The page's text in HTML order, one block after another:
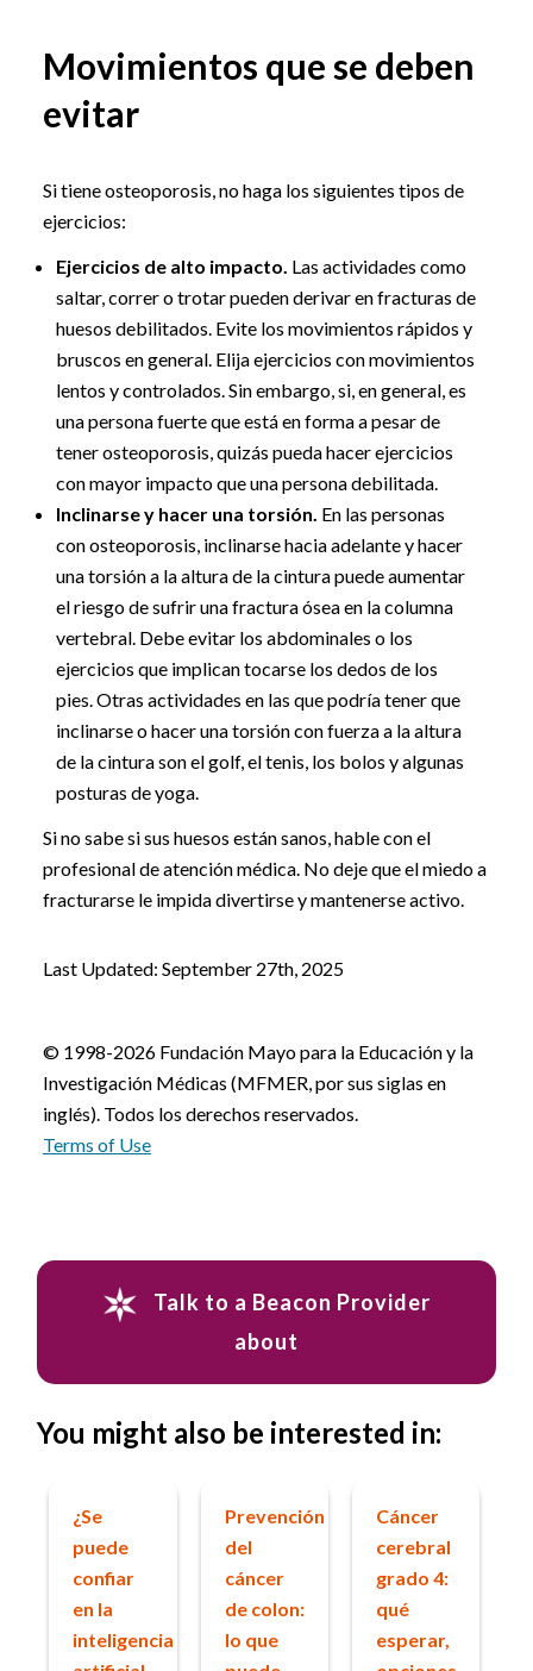
Movimientos que se deben
evitar
Si tiene osteoporosis, no haga los siguientes tipos de
ejercicios:
Ejercicios de alto impacto. Las actividades como
saltar, correr o trotar pueden derivar en fracturas de
huesos debilitados. Evite los movimientos rápidos y
bruscos en general. Elija ejercicios con movimientos
lentos y controlados. Sin embargo, si, en general, es
una persona fuerte que está en forma a pesar de
tener osteoporosis, quizás pueda hacer ejercicios
con mayor impacto que una persona debilitada.
Inclinarse y hacer una torsión. En las personas
con osteoporosis, inclinarse hacia adelante y hacer
una torsión a la altura de la cintura puede aumentar
el riesgo de sufrir una fractura ósea en la columna
vertebral. Debe evitar los abdominales o los
ejercicios que implican tocarse los dedos de los
pies. Otras actividades en las que podría tener que
inclinarse o hacer una torsión con fuerza a la altura
de la cintura son el golf, el tenis, los bolos y algunas
posturas de yoga.
Si no sabe si sus huesos están sanos, hable con el
profesional de atención médica. No deje que el miedo a
fracturarse le impida divertirse y mantenerse activo.
Last Updated: September 27th, 2025
© 1998-2026 Fundación Mayo para la Educación y la
Investigación Médicas (MFMER, por sus siglas en
inglés). Todos los derechos reservados.
Terms of Use
Talk to a Beacon Provider
about
You might also be interested in:
¿Se
puede
confiar
en la
inteligencia
Prevención
del
cáncer
de colon:
lo que
Cáncer
cerebral
grado 4:
qué
esperar,